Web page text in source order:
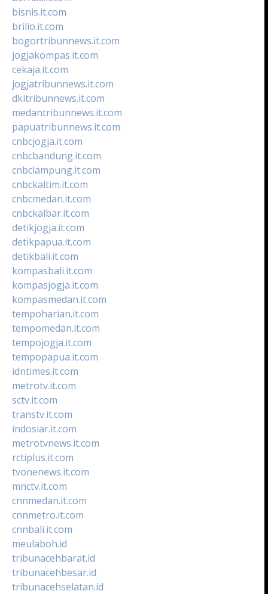
bisnis.it.com
brilio.it.com
bogortribunnews.it.com
jogjakompas.it.com
cekaja.it.com
jogjatribunnews.it.com
dkitribunnews.it.com
medantribunnews.it.com
papuatribunnews.it.com
cnbcjogja.it.com
cnbcbandung.it.com
cnbclampung.it.com
cnbckaltim.it.com
cnbcmedan.it.com
cnbckalbar.it.com
detikjogja.it.com
detikpapua.it.com
detikbali.it.com
kompasbali.it.com
kompasjogja.it.com
kompasmedan.it.com
tempoharian.it.com
tempomedan.it.com
tempojogja.it.com
tempopapua.it.com
idntimes.it.com
metrotv.it.com
sctv.it.com
transtv.it.com
indosiar.it.com
metrotvnews.it.com
rctiplus.it.com
tvonenews.it.com
mnctv.it.com
cnnmedan.it.com
cnnmetro.it.com
cnnbali.it.com
meulaboh.id
tribunacehbarat.id
tribunacehbesar.id
tribunacehselatan.id